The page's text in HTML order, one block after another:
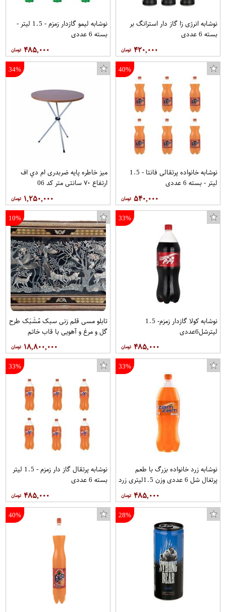
نوشابه انرژی زا گاز دار استرانگ بر
بسته 6 عددی
۴۲۰,۰۰۰
نوشابه لیمو گازدار زمزم - 1.5 لیتر -
بسته 6 عددی
۴۸۵,۰۰۰
40%
نوشابه خانواده پرتقالی فانتا - 1.5
لیتر - بسته 6 عددی
۵۴۰,۰۰۰
34%
میز خاطره پایه ضربدری ام دي اف
ارتفاع ٧٠ سانتي متر کد 06
۱,۲۵۰,۰۰۰
33%
نوشابه کولا گازدار زمزم- 1.5
لیترشل6عددی
۴۸۵,۰۰۰
10%
تابلو مسی قلم زنی سبک مُشَبَک طرح
گل و مرغ و آهویی با قاب خاتم
صلیبی مخصوص موزه و دکوراسیون در
ابعاد 40*80 کد 1 برند قلمستان
فروشگاه قلمستان
۱۸,۸۰۰,۰۰۰
33%
نوشابه زرد خانواده بزرگ با طعم
پرتغال شل 6 عددی وزن 1.5ليتري زرد
۴۸۵,۰۰۰
33%
نوشابه پرتقال گاز دار زمزم - 1.5 لیتر
بسته 6 عددی
۴۸۵,۰۰۰
28%
40%